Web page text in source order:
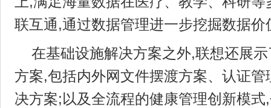
联互通,通过数据管理进一步挖掘数据价
在基础设施解决方案之外,联想还展
方案,包括内外网文件摆渡方案、认证
决方案;以及全流程的健康管理创新模